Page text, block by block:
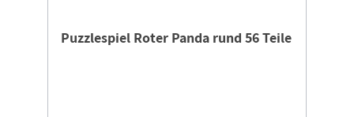
Puzzlespiel Roter Panda rund 56 Teile